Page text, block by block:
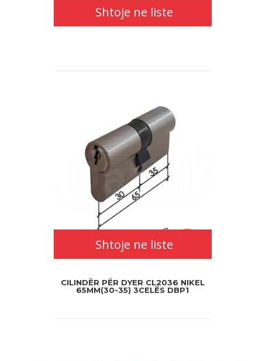
Shtoje ne liste
Shtoje ne liste
CILINDËR PËR DYER CL2036 NIKEL
65MM(30-35) 3CELËS DBP1